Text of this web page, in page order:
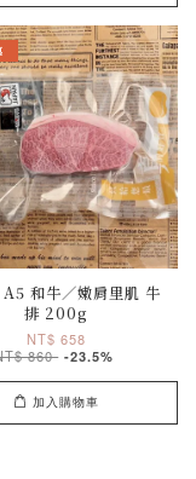
A5 和牛／嫩肩里肌 牛
排 200g
NT$ 658
860 -23.5%
加入購物車